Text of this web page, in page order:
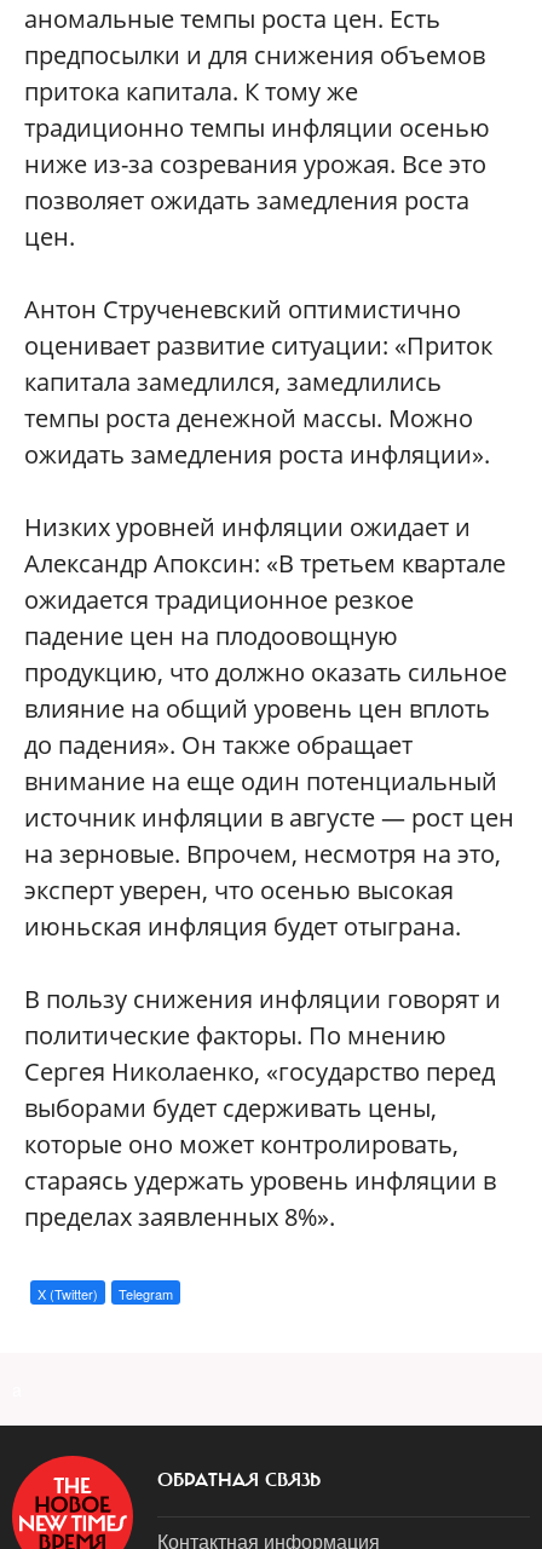
аномальные темпы роста цен. Есть
предпосылки и для снижения объемов
притока капитала. К тому же
традиционно темпы инфляции осенью
ниже из-за созревания урожая. Все это
позволяет ожидать замедления роста
цен.
Антон Струченевский оптимистично
оценивает развитие ситуации: «Приток
капитала замедлился, замедлились
темпы роста денежной массы. Можно
ожидать замедления роста инфляции».
Низких уровней инфляции ожидает и
Александр Апоксин: «В третьем квартале
ожидается традиционное резкое
падение цен на плодоовощную
продукцию, что должно оказать сильное
влияние на общий уровень цен вплоть
до падения». Он также обращает
внимание на еще один потенциальный
источник инфляции в августе — рост цен
на зерновые. Впрочем, несмотря на это,
эксперт уверен, что осенью высокая
июньская инфляция будет отыграна.
В пользу снижения инфляции говорят и
политические факторы. По мнению
Сергея Николаенко, «государство перед
выборами будет сдерживать цены,
которые оно может контролировать,
стараясь удержать уровень инфляции в
пределах заявленных 8%».
X (Twitter) Telegram
ОБРАТНАЯ СВЯЗЬ
Контактная информация